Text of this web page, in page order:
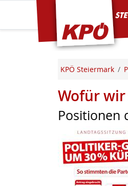
KPÖ Steiermark
KPÖ Steiermark
Wofür
Positionen